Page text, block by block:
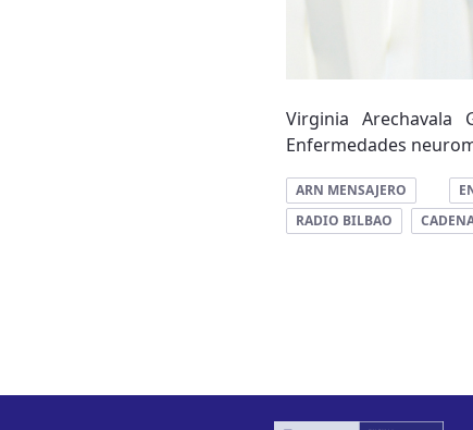
Virginia Arechavala
Enfermedades
ARN MENSAJERO
RADIO BILBAO